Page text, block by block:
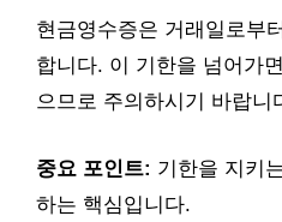
현금영수증은 거래일로부
합니다. 이 기한을 넘어가
으므로 주의하시기 바랍니
중요 포인트: 기한을 지키
하는 핵심입니다.